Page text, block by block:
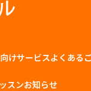
けサービスよくある
スンお知らせ